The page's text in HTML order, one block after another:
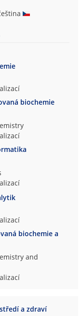
biochemie
biochemie a
and
a zdraví